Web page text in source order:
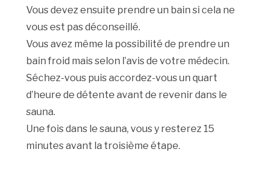
Vous devez ensuite prendre un bain si cela ne
vous est pas déconseillé.
Vous avez même la possibilité de prendre un
bain froid mais selon l’avis de votre médecin.
Séchez-vous puis accordez-vous un quart
d’heure de détente avant de revenir dans le
sauna.
Une fois dans le sauna, vous y resterez 15
minutes avant la troisième étape.